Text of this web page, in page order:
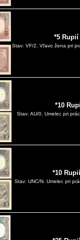
*5 Rupií
Stav: VF/2. Vľavo žena pri
*10
Stav: AU/0. Umelec pri
*10
Stav: UNC/N. Umelec pri